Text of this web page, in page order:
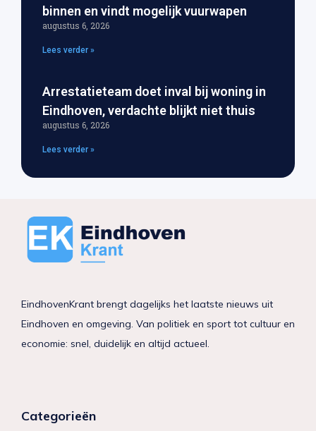
binnen en vindt mogelijk vuurwapen
augustus 6, 2026
Lees verder »
Arrestatieteam doet inval bij woning in
Eindhoven, verdachte blijkt niet thuis
augustus 6, 2026
Lees verder »
EindhovenKrant brengt dagelijks het laatste nieuws uit
Eindhoven en omgeving. Van politiek en sport tot cultuur en
economie: snel, duidelijk en altijd actueel.
Categorieën